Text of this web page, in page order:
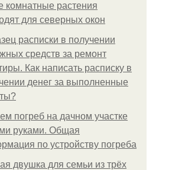
комнатные растения
для северных окон
расписки в получении
средств за ремонт
Как написать расписку в
денег за выполненные
погреб на дачном участке
руками. Общая
по устройству погреба
двушка для семьи из трёх